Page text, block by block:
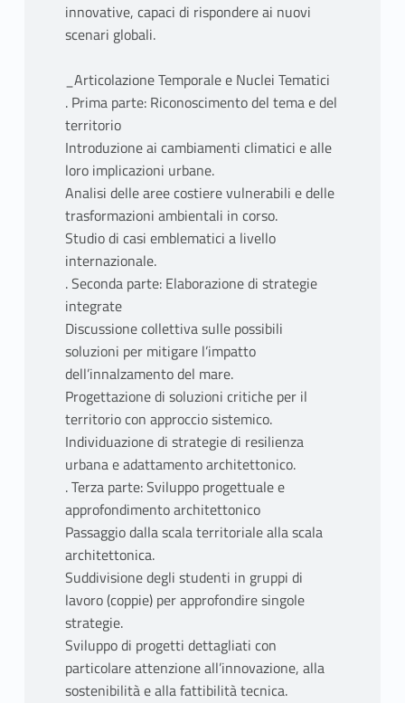
innovative, capaci di rispondere ai nuovi
scenari globali.
_Articolazione Temporale e Nuclei Tematici
. Prima parte: Riconoscimento del tema e del
territorio
Introduzione ai cambiamenti climatici e alle
loro implicazioni urbane.
Analisi delle aree costiere vulnerabili e delle
trasformazioni ambientali in corso.
Studio di casi emblematici a livello
internazionale.
. Seconda parte: Elaborazione di strategie
integrate
Discussione collettiva sulle possibili
soluzioni per mitigare l’impatto
dell’innalzamento del mare.
Progettazione di soluzioni critiche per il
territorio con approccio sistemico.
Individuazione di strategie di resilienza
urbana e adattamento architettonico.
. Terza parte: Sviluppo progettuale e
approfondimento architettonico
Passaggio dalla scala territoriale alla scala
architettonica.
Suddivisione degli studenti in gruppi di
lavoro (coppie) per approfondire singole
strategie.
Sviluppo di progetti dettagliati con
particolare attenzione all’innovazione, alla
sostenibilità e alla fattibilità tecnica.